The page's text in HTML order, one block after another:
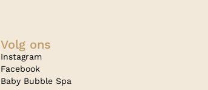
Volg ons
Instagram
Facebook
Baby Bubble Spa